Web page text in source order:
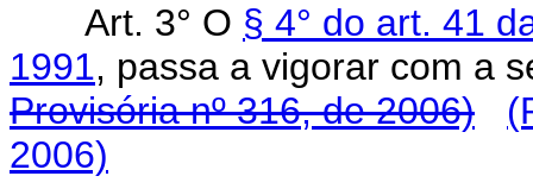
Art. 3° O § 4° do art. 41
1991, passa a vigorar com a
Provisória nº 316, de 2006)
2006)